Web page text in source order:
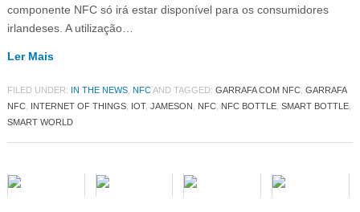
componente NFC só irá estar disponível para os consumidores
irlandeses. A utilização…
Ler Mais
FILED UNDER: IN THE NEWS, NFCAND TAGGED: GARRAFA COM NFC, GARRAFA
NFC, INTERNET OF THINGS, IOT, JAMESON NFC, NFC BOTTLE, SMART BOTTLE,
SMART WORLD